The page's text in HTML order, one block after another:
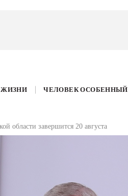
ЖИЗНИ ЧЕЛОВЕК ОСОБЕННЫЙ
области завершится 20 августа